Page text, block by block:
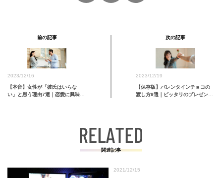
前の記事
2023/12/16
【本音】女性が「彼氏はいらな
い」と思う理由7選｜恋愛に興味を
次の記事
2023/12/19
【保存版】バレンタインチョコの
渡し方9選｜ピッタリのプレゼント
関連記事
2021/12/15